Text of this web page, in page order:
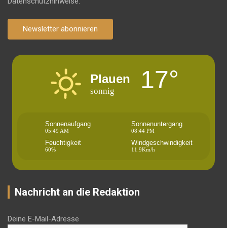
Newsletter abonnieren
Plauen
sonnig 17°
Sonnenaufgang
05:49 AM
Sonnenuntergang
08:44 PM
Feuchtigkeit
60%
Windgeschwindigkeit
11.9Km/h
Nachricht an die Redaktion
Deine E-Mail-Adresse